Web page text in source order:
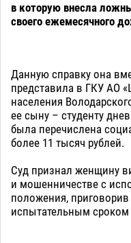
в которую внесла
своего ежемесячного
Данную справку она
представила в ГКУ АО
населения
ее сыну – студенту
была перечислена
более 11 тысяч рублей.
Суд признал женщину
и мошенничестве с
положения,
испытательным сроком